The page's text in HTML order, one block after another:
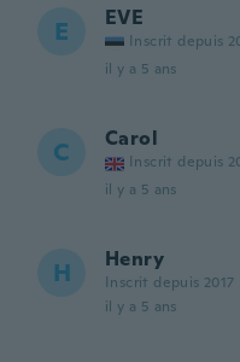
E EVE
Inscrit depuis
il y a 5 ans
C Carol
Inscrit depuis
il y a 5 ans
H Henry
Inscrit depuis 2017
il y a 5 ans